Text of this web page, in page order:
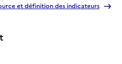
et définition des indicateurs